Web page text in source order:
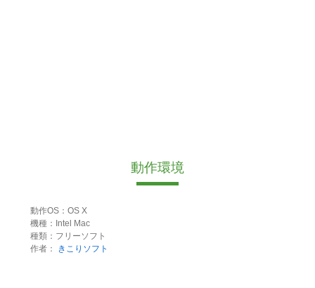
動作環境
動作OS：OS X
機種：Intel Mac
種類：フリーソフト
作者：
きこりソフト